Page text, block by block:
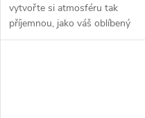
vytvořte si atmosféru tak
příjemnou, jako váš oblíbený
zimní pulovr. Keramický kryt s